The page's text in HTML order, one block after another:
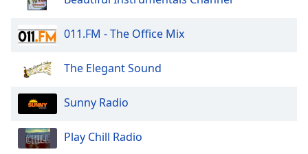
Color
Text
Background
011.FM - The Office Mix
The Elegant Sound
Sunny Radio
Play Chill Radio